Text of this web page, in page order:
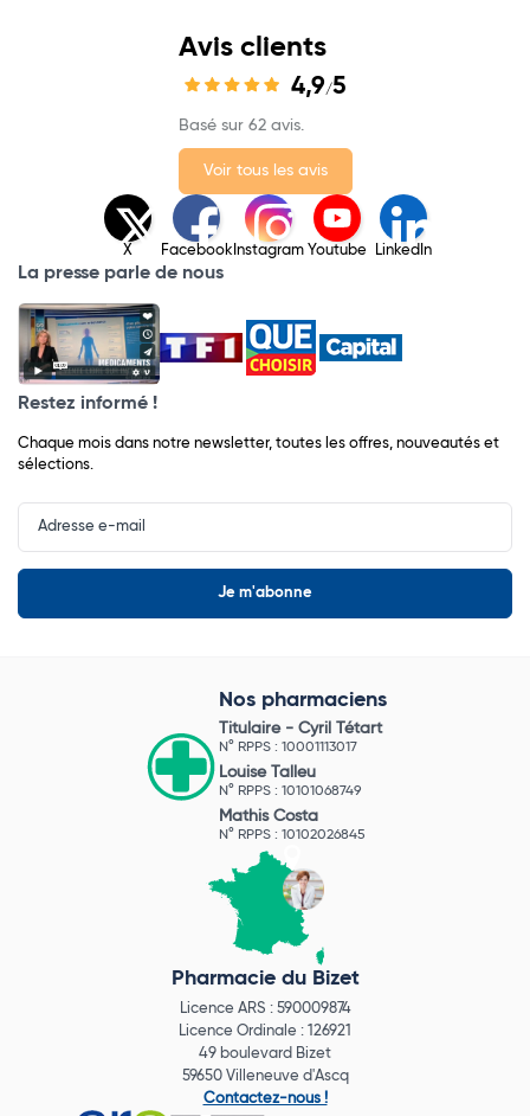
Avis clients
4,9/5
Basé sur 62 avis.
Voir tous les avis
X Facebook Instagram Youtube LinkedIn
La presse parle de nous
Restez informé !
Chaque mois dans notre newsletter, toutes les offres, nouveautés et
sélections.
Input
Newsletter
Nos pharmaciens
Titulaire - Cyril Tétart
N° RPPS : 10001113017
Louise Talleu
N° RPPS : 10101068749
Mathis Costa
N° RPPS : 10102026845
Pharmacie du Bizet
Licence ARS : 590009874
Licence Ordinale : 126921
49 boulevard Bizet
59650 Villeneuve d'Ascq
Contactez-nous !